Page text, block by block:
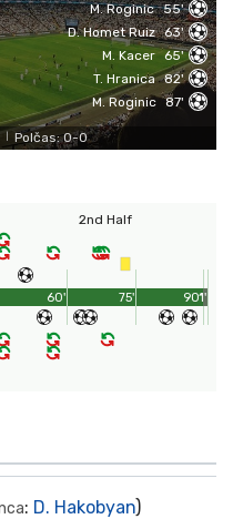
M. Roginic 55'
D. Homet Ruiz 63'
M. Kacer 65'
T. Hranica 82'
M. Roginic 87'
Polčas: 0-0
2nd Half
90'
60' 75' 1'
: D. Hakobyan)